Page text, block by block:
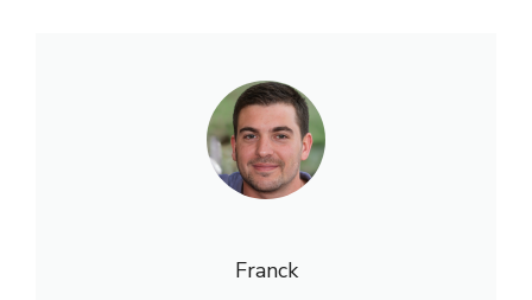
Franck